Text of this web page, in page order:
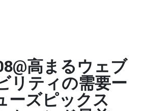
高まるウェブ
リティの需要ー
ーズピックス